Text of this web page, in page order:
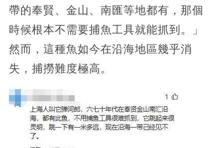
帶的奉賢、金山、南匯等地都有，那個
時候根本不需要捕魚工具就能抓到。」
然而，這種魚如今在沿海地區幾乎消
失，捕撈難度極高。